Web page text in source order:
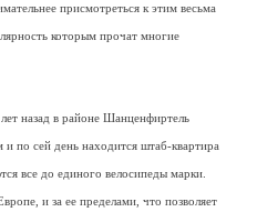
присмотреться к этим весьма
которым прочат многие
назад в районе Шанценфиртель
по сей день находится штаб-квартира
все до единого велосипеды марки.
и за ее пределами, что позволяет